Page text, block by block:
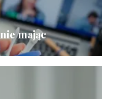
mając